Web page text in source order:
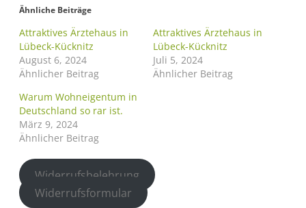
Ähnliche Beiträge
Attraktives Ärztehaus in
Lübeck-Kücknitz
August 6, 2024
Ähnlicher Beitrag
Attraktives Ärztehaus in
Lübeck-Kücknitz
Juli 5, 2024
Ähnlicher Beitrag
Warum Wohneigentum in
Deutschland so rar ist.
März 9, 2024
Ähnlicher Beitrag
Widerrufsbelehrung
Widerrufsformular